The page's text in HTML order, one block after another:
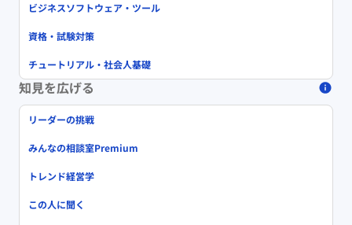
ビジネスソフトウェア・ツール
資格・試験対策
チュートリアル・社会人基礎
知見を広げる
リーダーの挑戦
みんなの相談室Premium
トレンド経営学
この人に聞く